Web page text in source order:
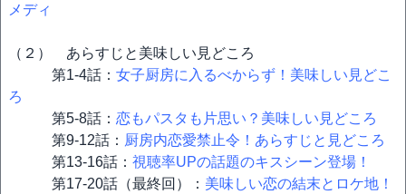
メディ
（２） あらすじと美味しい見どころ
第1-4話： 女子厨房に入るべからず！美味しい見どこ
ろ
第5-8話： 恋もパスタも片思い？美味しい見どころ
第9-12話： 厨房内恋愛禁止令！あらすじと見どころ
第13-16話： 視聴率UPの話題のキスシーン登場！
第17-20話（最終回）： 美味しい恋の結末とロケ地！